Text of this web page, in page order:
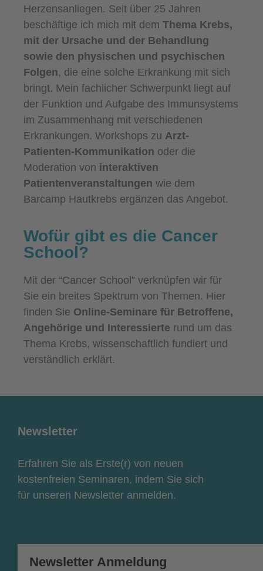
Herzensanliegen. Seit über 25 Jahren
beschäftige ich mich mit dem Thema Krebs,
mit der Ursache und der Behandlung
sowie den physischen und psychischen
Folgen, die eine solche Erkrankung mit sich
bringt. Mein fachlicher Schwerpunkt liegt auf
der Funktion und Aufgabe des Immunsystems
im Zusammenhang mit verschiedenen
Erkrankungen. Workshops zu Arzt-
Patienten-Kommunikation oder die
Moderation von interaktiven
Patientenveranstaltungen wie dem
Barcamp Hautkrebs ergänzen das Angebot.
Wofür gibt es die Cancer
School?
Mit der “Cancer School” verknüpfen wir für
Sie ein breites Spektrum von Themen. Hier
finden Sie Online-Seminare für Betroffene,
Angehörige und Interessierte rund um das
Thema Krebs, wissenschaftlich fundiert und
verständlich erklärt.
Newsletter
Erfahren Sie als Erste(r) von neuen
kostenfreien Seminaren, indem Sie sich
für unseren Newsletter anmelden.
Newsletter Anmeldung